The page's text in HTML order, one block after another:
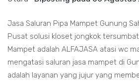
Jasa Saluran Pipa Mampet Gunung
Pusat solusi kloset jongkok
Mampet adalah ALFAJASA atasi wc
mengatasi saluran jasa mampet di
adalah layanan yang jujur yang